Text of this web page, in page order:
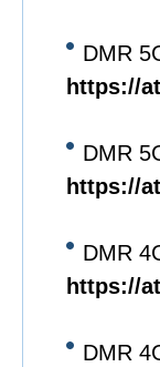
DMR
https://
DMR
https://
DMR
https://
DMR